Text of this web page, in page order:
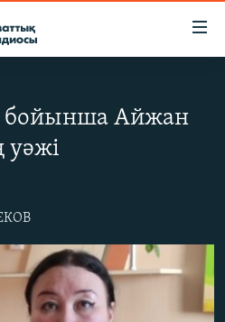
бойынша Айжан
уәжі